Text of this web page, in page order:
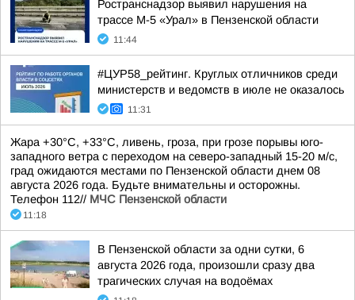
Ространснадзор выявил нарушения на
трассе М-5 «Урал» в Пензенской области
11:44
#ЦУР58_рейтинг. Круглых отличников среди
министерств и ведомств в июле не оказалось
11:31
Жара +30°С, +33°С, ливень, гроза, при грозе порывы юго-
западного ветра с переходом на северо-западный 15-20 м/с,
град ожидаются местами по Пензенской области днем 08
августа 2026 года. Будьте внимательны и осторожны.
Телефон 112// МЧС Пензенской области
11:18
В Пензенской области за одни сутки, 6
августа 2026 года, произошли сразу два
трагических случая на водоёмах